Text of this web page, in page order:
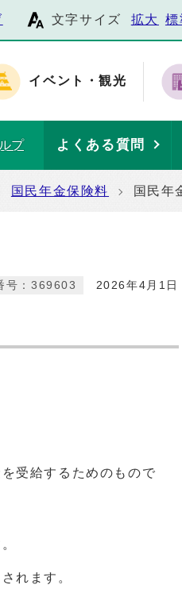
文字サイズ 拡大 標
イベント・観光
プ よくある質問
国民年金保険料 国民年
2026年4月1日
号：369603
受給するためのもので
れます。